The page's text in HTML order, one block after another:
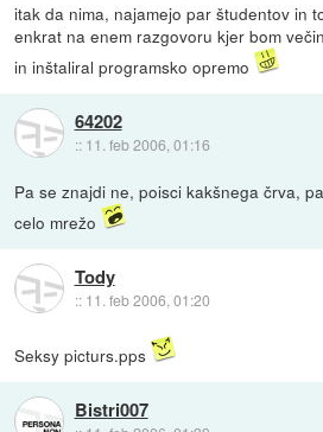
itak da nima, najamejo par študentov in
enkrat na enem razgovoru kjer bom
in inštaliral programsko opremo
64202
:: 11. feb 2006, 01:16
Pa se znajdi ne, poisci kakšnega črva,
celo mrežo
Tody
:: 11. feb 2006, 01:20
Seksy picturs.pps
Bistri007